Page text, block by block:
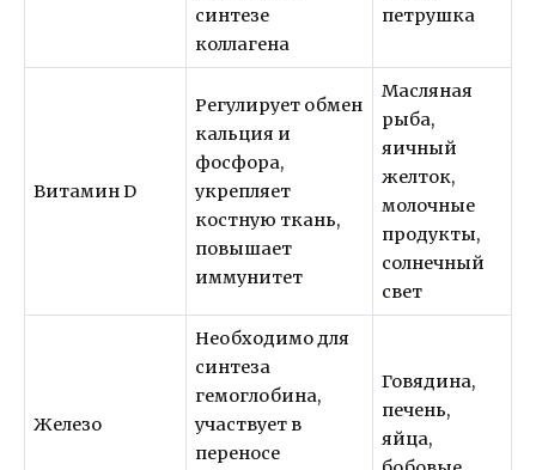
синтезе
коллагена
петрушка
Витамин D
Регулирует обмен
кальция и
фосфора,
укрепляет
костную ткань,
повышает
иммунитет
Масляная
рыба,
яичный
желток,
молочные
продукты,
солнечный
свет
Железо
Необходимо для
синтеза
гемоглобина,
участвует в
переносе
Говядина,
печень,
яйца,